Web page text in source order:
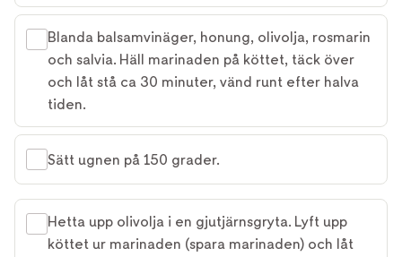
Blanda balsamvinäger, honung, olivolja, rosmarin
och salvia. Häll marinaden på köttet, täck över
och låt stå ca 30 minuter, vänd runt efter halva
tiden.
Sätt ugnen på 150 grader.
Hetta upp olivolja i en gjutjärnsgryta. Lyft upp
köttet ur marinaden (spara marinaden) och låt